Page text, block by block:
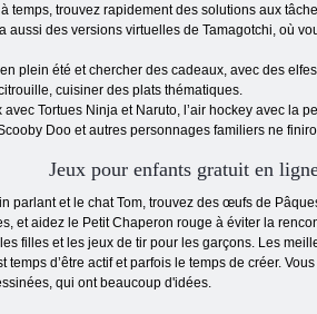
temps, trouvez rapidement des solutions aux
des versions virtuelles de Tamagotchi, où
plein été et chercher des cadeaux, avec des
cuisiner des plats thématiques.
Tortues Ninja et Naruto, l’air hockey avec la
Doo et autres personnages familiers ne
Jeux pour enfants gratuit en
parlant et le chat Tom, trouvez des œufs de
et aidez le Petit Chaperon rouge à éviter la
filles et les jeux de tir pour les garçons. Les
temps d’être actif et parfois le temps de créer.
qui ont beaucoup d'idées.